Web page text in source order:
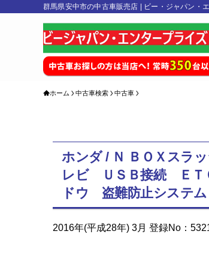
群馬県安中市の中古車販売店 | ビー・ジャパン・
ホーム 中古車検索 中古車
ホンダ / Ｎ ＢＯＸスラ
レビ ＵＳＢ接続 ＥＴ
ドウ 盗難防止システ
2016年(平成28年) 3月 登録No：